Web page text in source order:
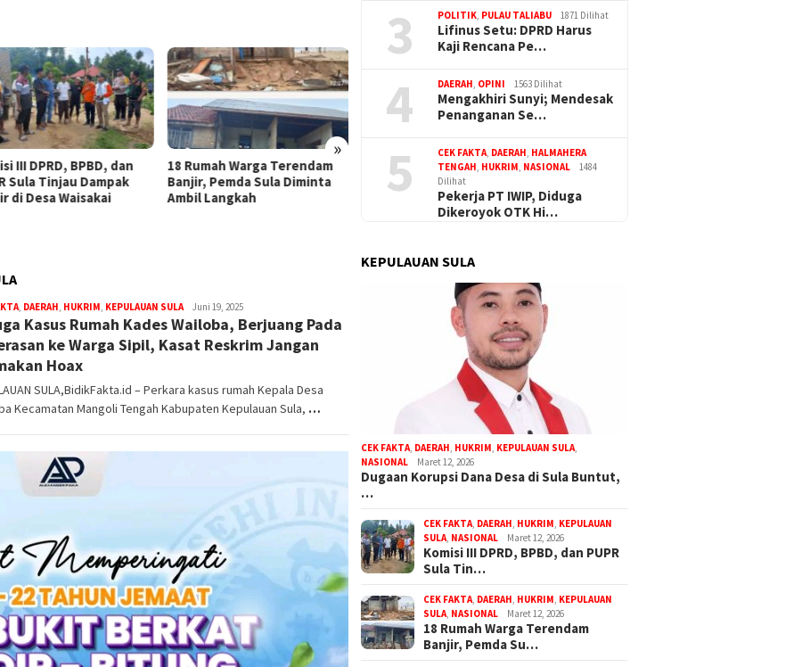
»
Warga Terendam
Pemda Sula Diminta
Langkah
Balas Serangan Israel, Rudal
Khorramshahr-4 Iran Hantam
Bandara Ben Gurion dan
Cepat Polres Haltim Tangani
Dugaan Teror OTK di Lakoda
Dugaan Korupsi Dana Desa di
Desak Kajagung RI Evaluasi
Kajati Malut
, DAERAH, HUKRIM, KEPULAUAN SULAbidikfakta.id
Juni 19, 2025
Kasus Rumah Kades Wailoba, Berjuang Pada
ke Warga Sipil, Kasat Reskrim Jangan
Hoax
SULA,BidikFakta.id – Perkara kasus rumah Kepala Desa
Kecamatan Mangoli Tengah Kabupaten Kepulauan Sula, …
3 POLITIK, PULAU TALIABU 1871 Dilihat
Lifinus Setu: DPRD Harus
Kaji Rencana Pe…
4 DAERAH, OPINI 1563 Dilihat
Mengakhiri Sunyi; Mendesak
Penanganan Se…
5 CEK FAKTA, DAERAH, HALMAHERA
TENGAH, HUKRIM, NASIONAL
1484
Dilihat
Pekerja PT IWIP, Diduga
Dikeroyok OTK Hi…
KEPULAUAN SULA
CEK FAKTA DAERAH HUKRIM KEPULAUAN SULA
NASIONAL
Maret 12, 2026
Dugaan Korupsi Dana Desa di Sula Buntut,
…
CEK FAKTA DAERAH HUKRIM KEPULAUAN
SULA NASIONAL Maret 12, 2026
Komisi III DPRD, BPBD, dan PUPR
Sula Tin…
CEK FAKTA DAERAH HUKRIM KEPULAUAN
SULA NASIONAL Maret 12, 2026
18 Rumah Warga Terendam
Banjir, Pemda Su…